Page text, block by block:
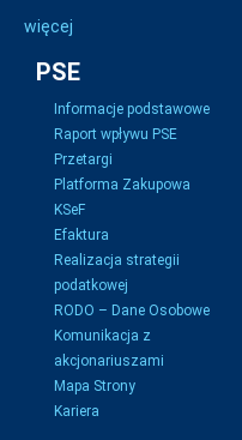
więcej
PSE
Informacje podstawowe
Raport wpływu PSE
Przetargi
Platforma Zakupowa
KSeF
Efaktura
Realizacja strategii
podatkowej
RODO – Dane Osobowe
Komunikacja z
akcjonariuszami
Mapa Strony
Kariera